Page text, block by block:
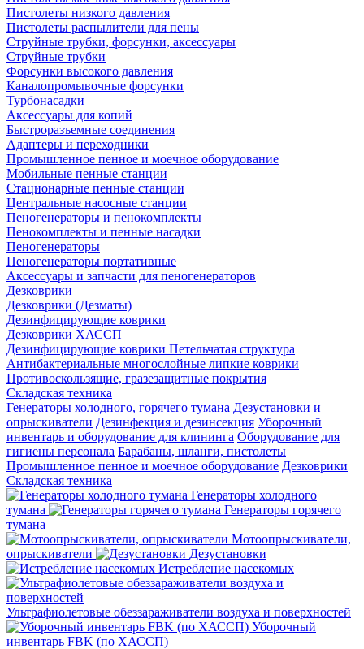
Пистолеты низкого давления
Пистолеты распылители для пены
Струйные трубки, форсунки, аксессуары
Струйные трубки
Форсунки высокого давления
Каналопромывочные форсунки
Турбонасадки
Аксессуары для копий
Быстроразъемные соединения
Адаптеры и переходники
Промышленное пенное и моечное оборудование
Мобильные пенные станции
Стационарные пенные станции
Центральные насосные станции
Пеногенераторы и пенокомплекты
Пенокомплекты и пенные насадки
Пеногенераторы
Пеногенераторы портативные
Аксессуары и запчасти для пеногенераторов
Дезковрики
Дезковрики (Дезматы)
Дезинфицирующие коврики
Дезковрики ХАССП
Дезинфицирующие коврики Петельчатая структура
Антибактериальные многослойные липкие коврики
Противоскользящие, гразезащитные покрытия
Складская техника
Генераторы холодного, горячего тумана Дезустановки и
опрыскиватели Дезинфекция и дезинсекция Уборочный
инвентарь и оборудование для клининга Оборудование для
гигиены персонала Барабаны, шланги, пистолеты
Промышленное пенное и моечное оборудование Дезковрики
Складская техника
Генераторы холодного
тумана
Генераторы горячего
тумана
Мотоопрыскиватели,
опрыскиватели
Дезустановки
Истребление насекомых
Ультрафиолетовые обеззараживатели воздуха и поверхностей
Уборочный
инвентарь FBK (по ХАССП)